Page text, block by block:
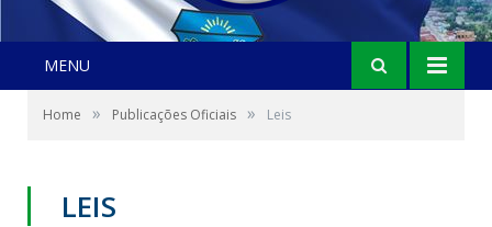
MENU
Home » Publicações Oficiais » Leis
LEIS